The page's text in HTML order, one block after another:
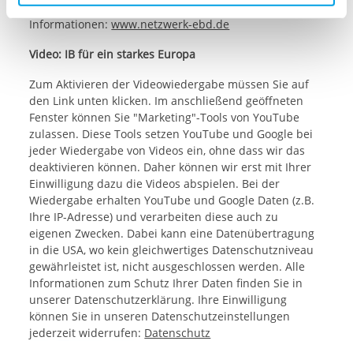
aufgerufenen und somit gewünschten Website-
berechtigter Interessen und daher unabhängig von einer
Europäischen Parlaments am 26. Mai 2019. Mehr
Informationen:www.netzwerk-ebd.de
Video: IB für ein starkes Europa
Zum Aktivieren der Videowiedergabe müssen Sie auf
den Link unten klicken. Im anschließend geöffneten
Fenster können Sie "Marketing"-Tools von YouTube
zulassen. Diese Tools setzen YouTube und Google bei
jeder Wiedergabe von Videos ein, ohne dass wir das
deaktivieren können. Daher können wir erst mit Ihrer
Einwilligung dazu die Videos abspielen. Bei der
Wiedergabe erhalten YouTube und Google Daten (z.B.
Ihre IP-Adresse) und verarbeiten diese auch zu
eigenen Zwecken. Dabei kann eine Datenübertragung
in die USA, wo kein gleichwertiges Datenschutzniveau
gewährleistet ist, nicht ausgeschlossen werden. Alle
Informationen zum Schutz Ihrer Daten finden Sie in
unserer Datenschutzerklärung. Ihre Einwilligung
können Sie in unseren Datenschutzeinstellungen
jederzeit widerrufen: Datenschutz